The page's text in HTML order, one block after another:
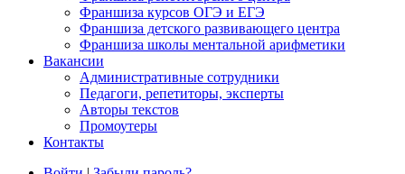
Франшиза курсов ОГЭ и ЕГЭ
Франшиза детского развивающего центра
Франшиза школы ментальной арифметики
Вакансии
Административные сотрудники
Педагоги, репетиторы, эксперты
Авторы текстов
Промоутеры
Контакты